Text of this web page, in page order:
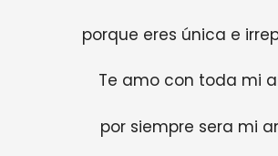
porque eres única e
Te amo con toda mi
por siempre sera mi